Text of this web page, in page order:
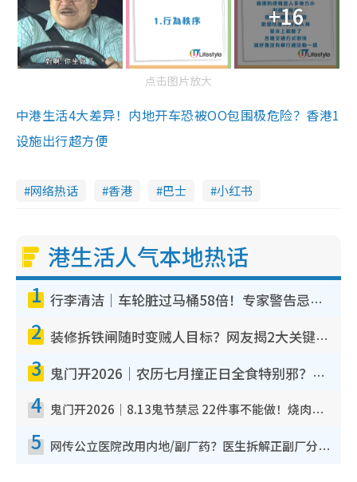
+16
点击图片放大
中港生活4大差异！内地开车恐被OO包围极危险？香港1
设施出行超方便
网络热话 香港 巴士 小红书
港生活人气本地热话
1 行李清洁｜车轮脏过马桶58倍！专家警告忌用酒精擦 教1招免脏手除菌
2 装修拆铁闸随时变贼人目标？网友揭2大关键用途：装新款等于白装？附新旧铁闸分别
3 鬼门开2026｜农历七月撞正日全食特别邪？专家警告切忌做一事！揭4大禁忌+2招保平安
4 鬼门开2026｜8.13鬼节禁忌 22件事不能做！烧肉、刺身要少食？半夜勿吹口哨/打给个电话
5 网传公立医院改用内地/副厂药？医生拆解正副厂分别，揭4类人换药随时出事